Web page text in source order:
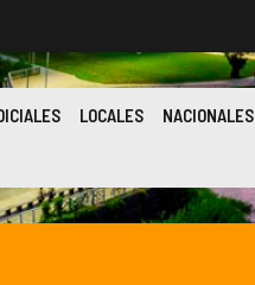
LOCALES NACIONALES